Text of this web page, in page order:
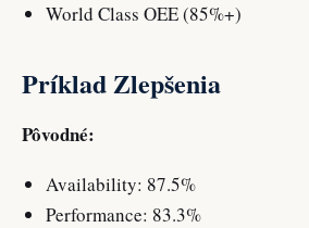
World Class OEE (85%+)
Príklad Zlepšenia
Pôvodné:
Availability: 87.5%
Performance: 83.3%